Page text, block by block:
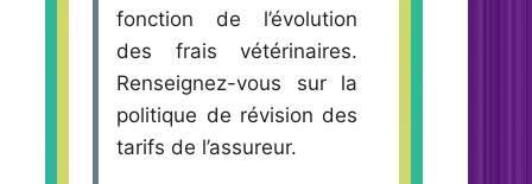
fonction de l’évolution
des frais vétérinaires.
Renseignez-vous sur la
politique de révision des
tarifs de l’assureur.